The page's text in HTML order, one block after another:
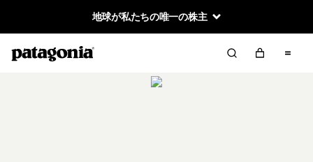
地球が私たちの唯一の株主